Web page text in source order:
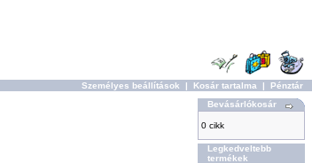
Személyes beállítások | Kosár tartalma | Pénztár
Bevásárlókosár
0 cikk
Legkedveltebb
termékek